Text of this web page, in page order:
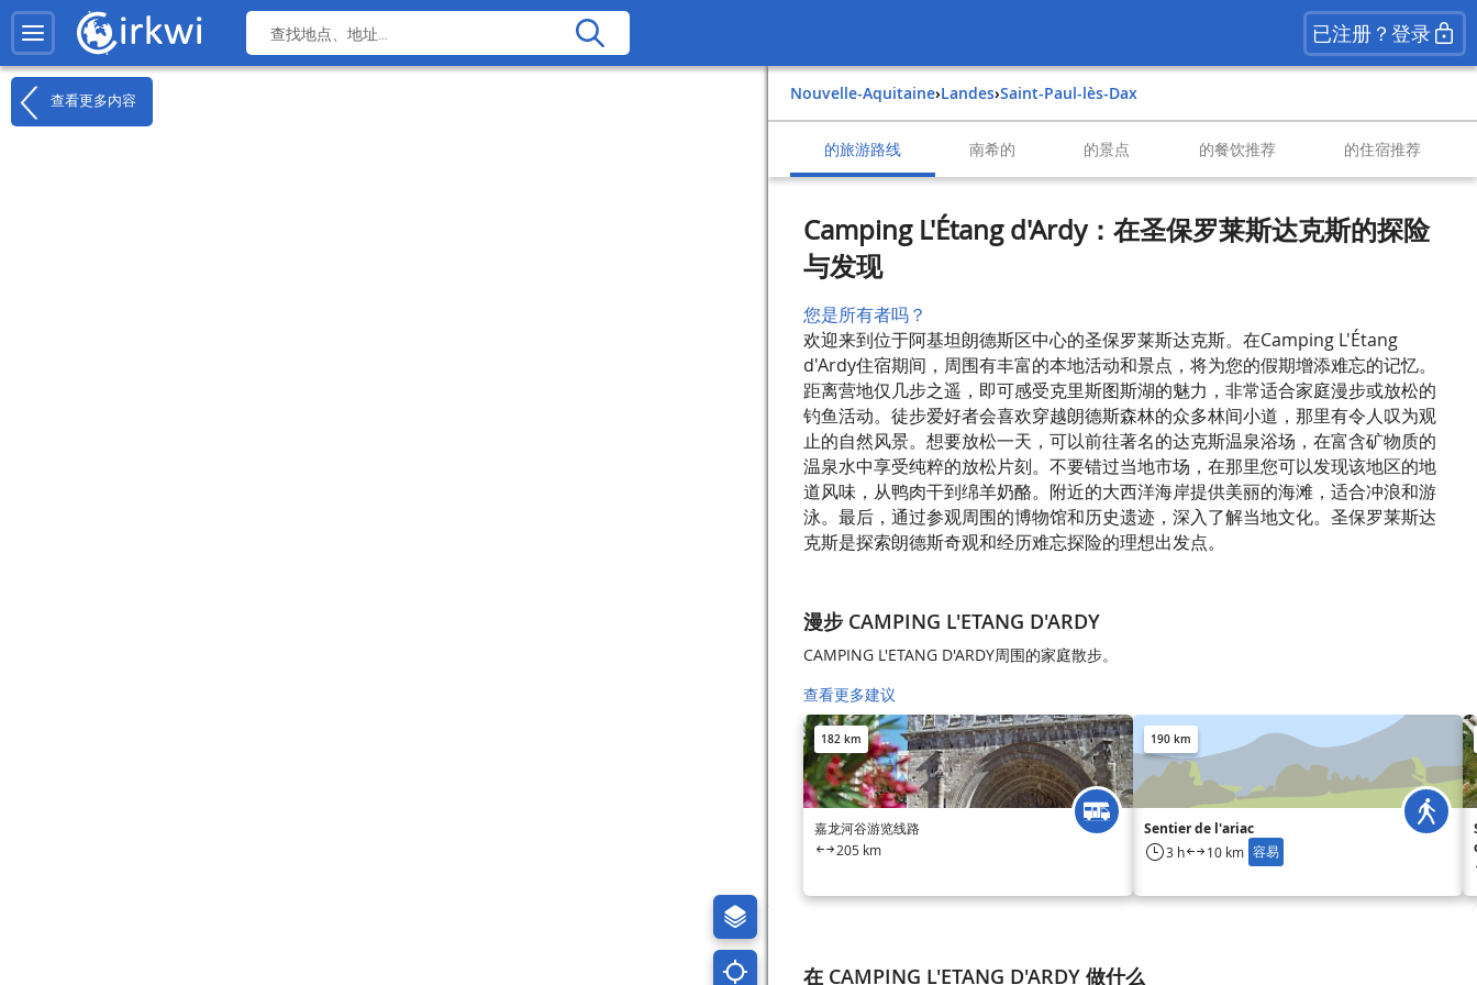
已注册？登录
查看更多内容 Nouvelle-Aquitaine› Landes› Saint-Paul-lès-Dax
的旅游路线 南希的 的景点 的餐饮推荐 的住宿推荐
Camping L'Étang d'Ardy：在圣保罗莱斯达克斯的探险
与发现
您是所有者吗？
欢迎来到位于阿基坦朗德斯区中心的圣保罗莱斯达克斯。在Camping L'Étang
d'Ardy住宿期间，周围有丰富的本地活动和景点，将为您的假期增添难忘的记忆。
距离营地仅几步之遥，即可感受克里斯图斯湖的魅力，非常适合家庭漫步或放松的
钓鱼活动。徒步爱好者会喜欢穿越朗德斯森林的众多林间小道，那里有令人叹为观
止的自然风景。想要放松一天，可以前往著名的达克斯温泉浴场，在富含矿物质的
温泉水中享受纯粹的放松片刻。不要错过当地市场，在那里您可以发现该地区的地
道风味，从鸭肉干到绵羊奶酪。附近的大西洋海岸提供美丽的海滩，适合冲浪和游
泳。最后，通过参观周围的博物馆和历史遗迹，深入了解当地文化。圣保罗莱斯达
克斯是探索朗德斯奇观和经历难忘探险的理想出发点。
漫步 CAMPING L'ETANG D'ARDY
CAMPING L'ETANG D'ARDY周围的家庭散步。
查看更多建议
182 km
嘉龙河谷游览线路
205 km
190 km
Sentier de l'ariac
3 h 10 km 容易
在 CAMPING L'ETANG D'ARDY 做什么